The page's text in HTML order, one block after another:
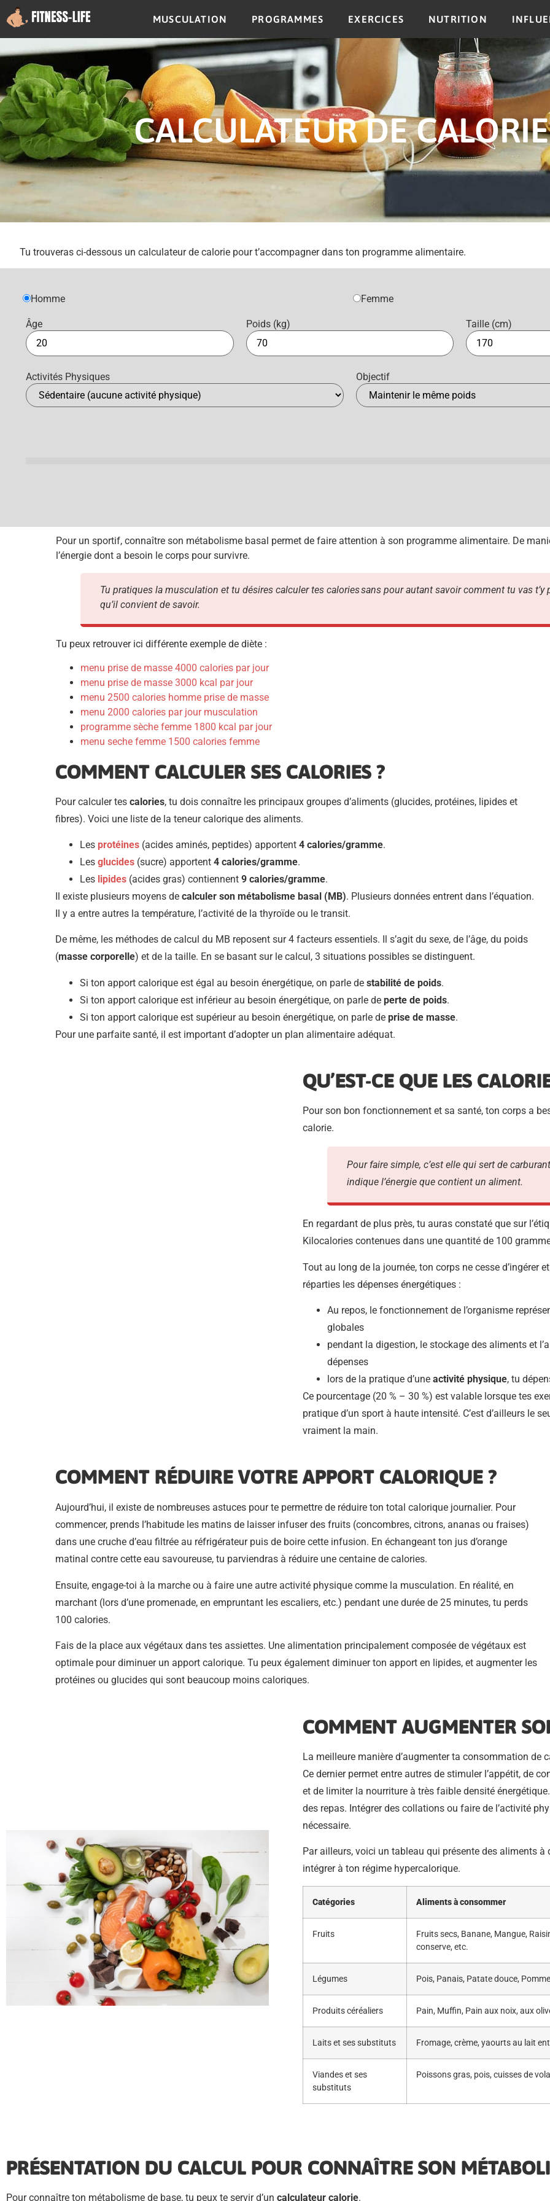
MUSCULATION PROGRAMMES EXERCICES NUTRITION
CALCULATEUR DE
Tu trouveras ci-dessous un calculateur de calorie pour t’accompagner dans ton programme alimentaire.
Homme Femme
Âge Poids (kg) Taille (cm)
Activités Physiques Objectif
Pour un sportif, connaître son métabolisme basal permet de faire attention à son programme alimentaire. De
l’énergie dont a besoin le corps pour survivre.
Tu pratiques la musculation et tu désires calculer tes calories sans pour autant savoir comment tu vas
qu’il convient de savoir.
Tu peux retrouver ici différente exemple de diète :
menu prise de masse 4000 calories par jour
menu prise de masse 3000 kcal par jour
menu 2500 calories homme prise de masse
menu 2000 calories par jour musculation
programme sèche femme 1800 kcal par jour
menu seche femme 1500 calories femme
COMMENT CALCULER SES CALORIES ?
Pour calculer tes calories, tu dois connaître les principaux groupes d’aliments (glucides, protéines, lipides et
fibres). Voici une liste de la teneur calorique des aliments.
Les protéines(acides aminés, peptides) apportent4 calories/gramme.
Les glucides(sucre) apportent 4 calories/gramme.
Les lipides(acides gras) contiennent9 calories/gramme.
Il existe plusieurs moyens de calculer son métabolisme basal (MB). Plusieurs données entrent dans l’équation.
Il y a entre autres la température, l’activité de la thyroïde ou le transit.
De même, les méthodes de calcul du MB reposent sur 4 facteurs essentiels. Il s’agit du sexe, de l’âge, du poids
(masse corporelle) et de la taille. En se basant sur le calcul, 3 situations possibles se distinguent.
Si ton apport calorique est égal au besoin énergétique, on parle de stabilité de poids.
Si ton apport calorique est inférieur au besoin énergétique, on parle de perte de poids.
Si ton apport calorique est supérieur au besoin énergétique, on parle de prise de masse.
Pour une parfaite santé, il est important d’adopter un plan alimentaire adéquat.
QU’EST-CE QUE LES
Pour son bon fonctionnement et sa santé, ton corps a
calorie.
Pour faire simple, c’est elle qui sert de
indique l’énergie que contient un aliment.
En regardant de plus près, tu auras constaté que sur
Kilocalories contenues dans une quantité de 100
Tout au long de la journée, ton corps ne cesse d’ingérer
réparties les dépenses énergétiques :
Au repos, le fonctionnement de l’organisme
globales
pendant la digestion, le stockage des aliments et
dépenses
lors de la pratique d’une activité physique, tu
Ce pourcentage (20 % – 30 %) est valable lorsque tes
pratique d’un sport à haute intensité. C’est d’ailleurs le
vraiment la main.
COMMENT RÉDUIRE VOTRE APPORT CALORIQUE ?
Aujourd’hui, il existe de nombreuses astuces pour te permettre de réduire ton total calorique journalier. Pour
commencer, prends l’habitude les matins de laisser infuser des fruits (concombres, citrons, ananas ou fraises)
dans une cruche d’eau filtrée au réfrigérateur puis de boire cette infusion. En échangeant ton jus d’orange
matinal contre cette eau savoureuse, tu parviendras à réduire une centaine de calories.
Ensuite, engage-toi à la marche ou à faire une autre activité physique comme la musculation. En réalité, en
marchant (lors d’une promenade, en empruntant les escaliers, etc.) pendant une durée de 25 minutes, tu perds
100 calories.
Fais de la place aux végétaux dans tes assiettes. Une alimentation principalement composée de végétaux est
optimale pour diminuer un apport calorique. Tu peux également diminuer ton apport en lipides, et augmenter les
protéines ou glucides qui sont beaucoup moins caloriques.
COMMENT AUGMENTER
La meilleure manière d’augmenter ta consommation de
Ce dernier permet entre autres de stimuler l’appétit, de
et de limiter la nourriture à très faible densité
des repas. Intégrer des collations ou faire de l’activité
nécessaire.
Par ailleurs, voici un tableau qui présente des aliments
intégrer à ton régime hypercalorique.
Catégories Aliments à consommer
Fruits
Fruits secs, Banane, Mangue,
conserve, etc.
Légumes Pois, Panais, Patate douce,
Produits céréaliers Pain, Muffin, Pain aux noix, aux
Laits et ses substituts Fromage, crème, yaourts au lait
Viandes et ses
substituts
Poissons gras, pois, cuisses de
PRÉSENTATION DU CALCUL POUR CONNAÎTRE SON
Pour connaître ton métabolisme de base, tu peux te servir d’un calculateur calorie.